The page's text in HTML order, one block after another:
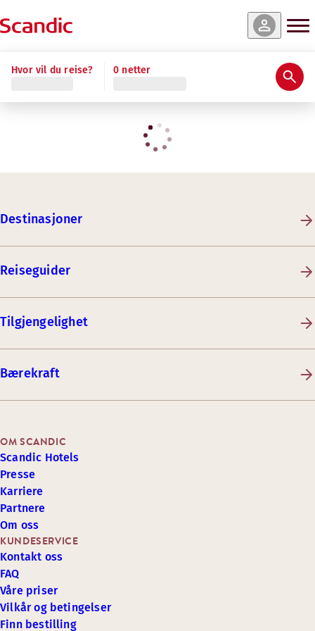
Hvor vil du reise? 0 netter
Destinasjoner
Reiseguider
Tilgjengelighet
Bærekraft
KUNDESERVICE
Kontakt oss
FAQ
Våre priser
Vilkår og betingelser
Finn bestilling
OM SCANDIC
Scandic Hotels
Presse
Karriere
Partnere
Om oss